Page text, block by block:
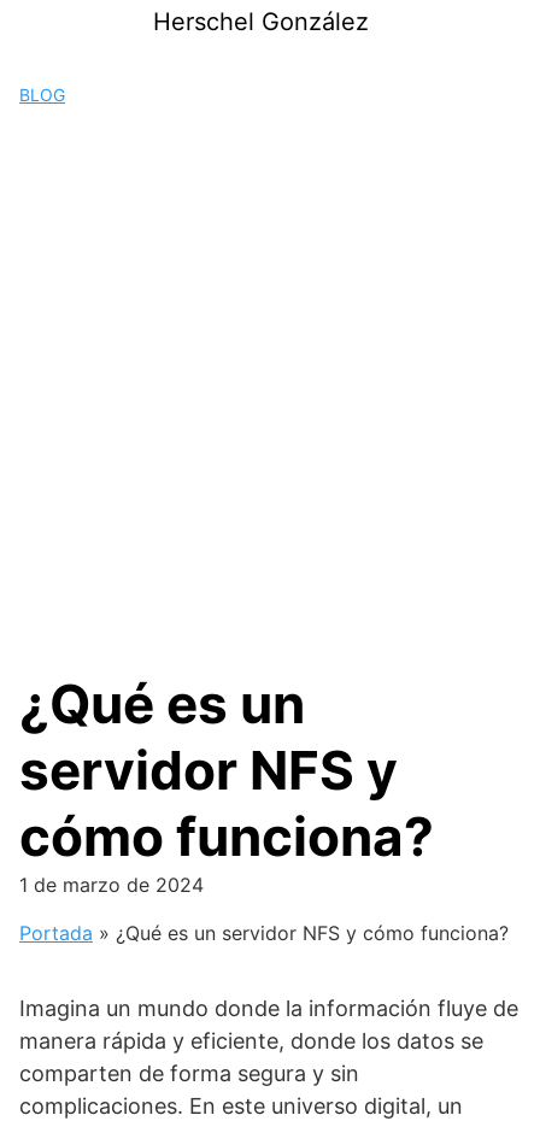
Herschel González
BLOG
¿Qué es un
servidor NFS y
cómo funciona?
1 de marzo de 2024
Portada » ¿Qué es un servidor NFS y cómo funciona?
Imagina un mundo donde la información fluye de
manera rápida y eficiente, donde los datos se
comparten de forma segura y sin
complicaciones. En este universo digital, un